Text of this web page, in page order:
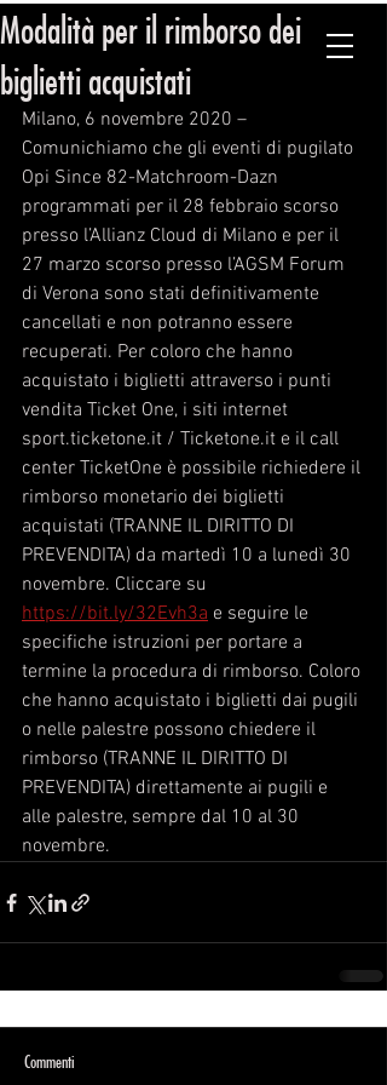
ORGANIZZAZIONE PUGILISTICA ITALIANA
Modalità per il rimborso dei
biglietti acquistati
Milano, 6 novembre 2020 –
Comunichiamo che gli eventi di pugilato
Opi Since 82-Matchroom-Dazn
programmati per il 28 febbraio scorso
presso l’Allianz Cloud di Milano e per il
27 marzo scorso presso l’AGSM Forum
di Verona sono stati definitivamente
cancellati e non potranno essere
recuperati. Per coloro che hanno
acquistato i biglietti attraverso i punti
vendita Ticket One, i siti internet
sport.ticketone.it / Ticketone.it e il call
center TicketOne è possibile richiedere il
rimborso monetario dei biglietti
acquistati (TRANNE IL DIRITTO DI
PREVENDITA) da martedì 10 a lunedì 30
novembre. Cliccare su
https://bit.ly/32Evh3a e seguire le
specifiche istruzioni per portare a
termine la procedura di rimborso. Coloro
che hanno acquistato i biglietti dai pugili
o nelle palestre possono chiedere il
rimborso (TRANNE IL DIRITTO DI
PREVENDITA) direttamente ai pugili e
alle palestre, sempre dal 10 al 30
novembre.
Commenti